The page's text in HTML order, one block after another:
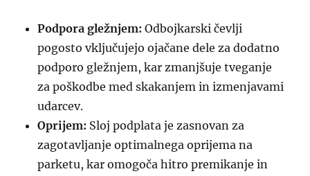
Podpora gležnjem: Odbojkarski čevlji
pogosto vključujejo ojačane dele za dodatno
podporo gležnjem, kar zmanjšuje tveganje
za poškodbe med skakanjem in izmenjavami
udarcev.
Oprijem: Sloj podplata je zasnovan za
zagotavljanje optimalnega oprijema na
parketu, kar omogoča hitro premikanje in